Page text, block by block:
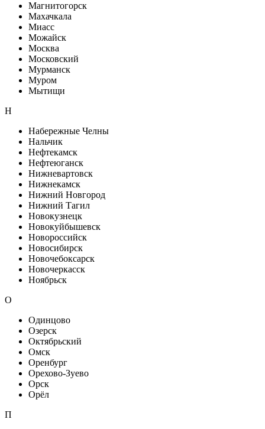
Магнитогорск
Махачкала
Миасс
Можайск
Москва
Московский
Мурманск
Муром
Мытищи
Н
Набережные Челны
Нальчик
Нефтекамск
Нефтеюганск
Нижневартовск
Нижнекамск
Нижний Новгород
Нижний Тагил
Новокузнецк
Новокуйбышевск
Новороссийск
Новосибирск
Новочебоксарск
Новочеркасск
Ноябрьск
О
Одинцово
Озерск
Октябрьский
Омск
Оренбург
Орехово-Зуево
Орск
Орёл
П